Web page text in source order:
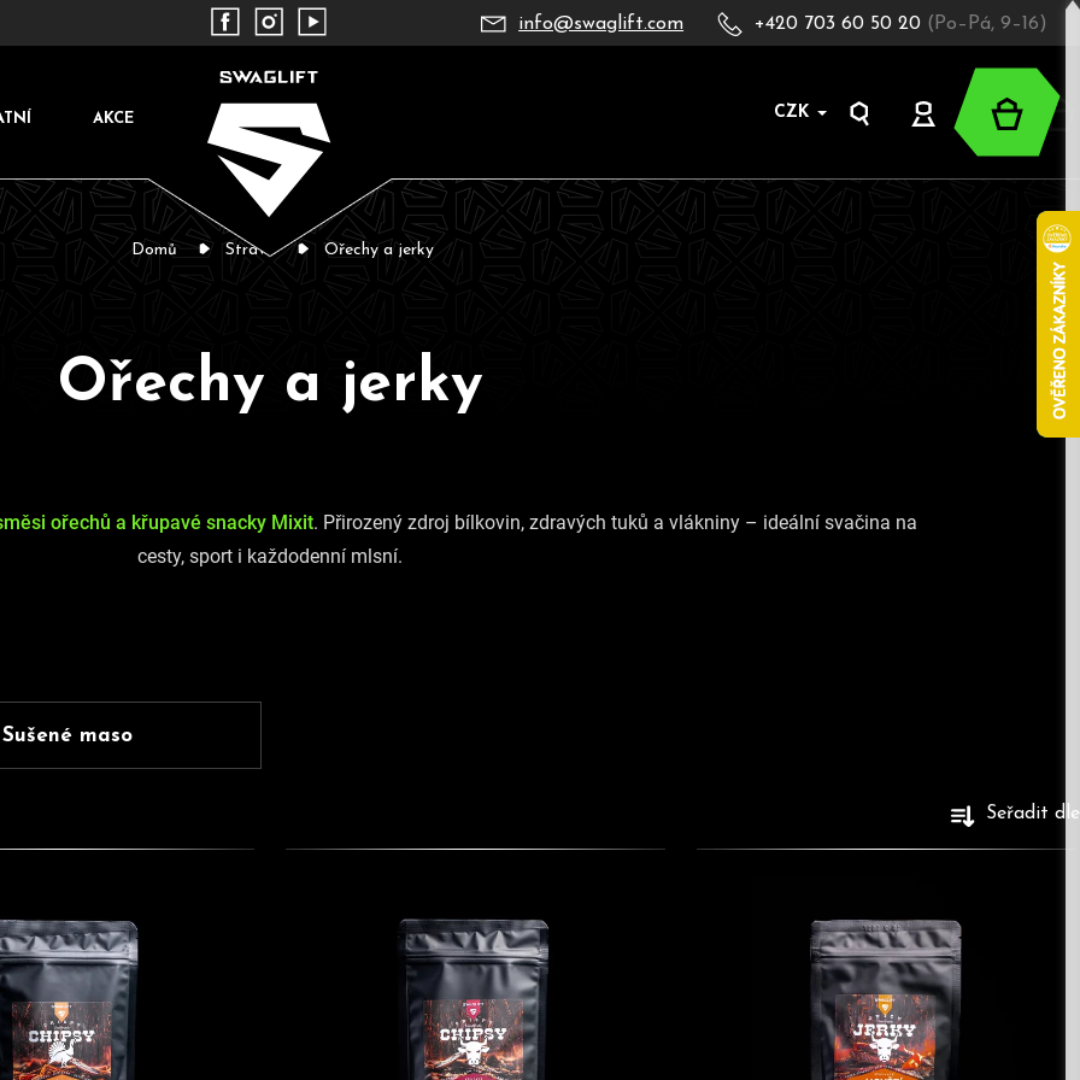
info@swaglift.com +420 703 60 50 20 (Po–Pá, 9–16)
AKCE CZK
Hledat
Přihlášení
košík
Domů Strava Ořechy a jerky
Ořechy a jerky
ořechů a křupavé snacky Mixit. Přirozený zdroj bílkovin, zdravých tuků a vlákniny – ideální svačina na
cesty, sport i každodenní mlsní.
Sušené maso
Seřadit dle
Co potřebujete najít?
HLEDAT